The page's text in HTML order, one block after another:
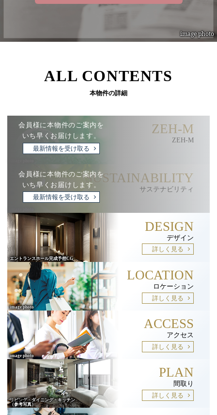
ALL CONTENTS
本物件の詳細
ZEH-M
ZEH-M
会員様に本物件のご案内を
いち早くお届けします。
最新情報を受け取る
SUSTAINABILITY
サステナビリティ
会員様に本物件のご案内を
いち早くお届けします。
最新情報を受け取る
DESIGN
デザイン
詳しく見る
LOCATION
ロケーション
詳しく見る
ACCESS
アクセス
詳しく見る
PLAN
間取り
詳しく見る